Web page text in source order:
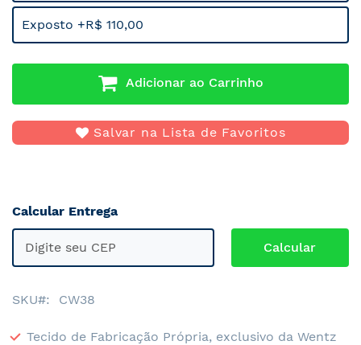
Exposto +R$ 110,00
Adicionar ao Carrinho
Salvar na Lista de Favoritos
Calcular Entrega
SKU CW38
Tecido de Fabricação Própria, exclusivo da Wentz